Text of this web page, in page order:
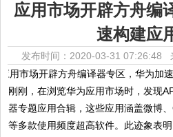
应用市场开辟方舟编
速构建应
发布时间：2020-03-31 07:26:48
刚刚，在浏览华为应用市场时，发现
器专题应用合辑，这些应用涵盖微博
等多款使用频度超高软件。此迹象表